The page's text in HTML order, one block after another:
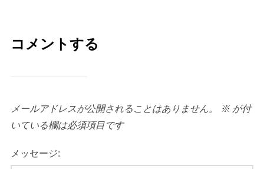
コメントする
メールアドレスが公開されることはありません。 ※が付
いている欄は必須項目です
メッセージ: